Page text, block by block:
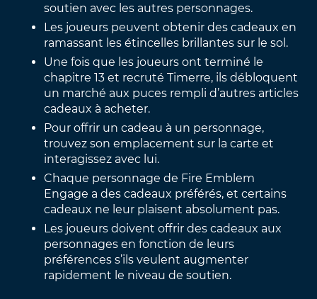
soutien avec les autres personnages.
Les joueurs peuvent obtenir des cadeaux en
ramassant les étincelles brillantes sur le sol.
Une fois que les joueurs ont terminé le
chapitre 13 et recruté Timerre, ils débloquent
un marché aux puces rempli d’autres articles
cadeaux à acheter.
Pour offrir un cadeau à un personnage,
trouvez son emplacement sur la carte et
interagissez avec lui.
Chaque personnage de Fire Emblem
Engage a des cadeaux préférés, et certains
cadeaux ne leur plaisent absolument pas.
Les joueurs doivent offrir des cadeaux aux
personnages en fonction de leurs
préférences s’ils veulent augmenter
rapidement le niveau de soutien.